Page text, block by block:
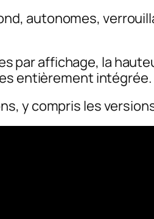
autonomes,
par affichage, la
entièrement intégrée.
y compris les